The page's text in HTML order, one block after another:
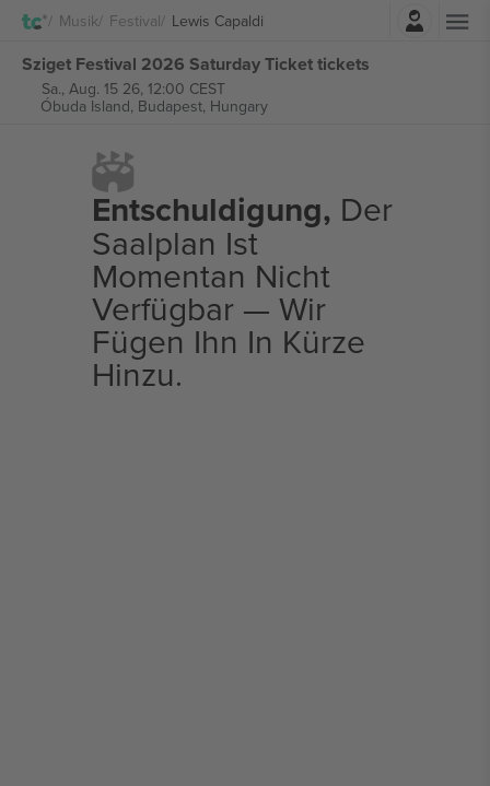
Musik Festival Lewis Capaldi
Sziget Festival 2026 Saturday Ticket tickets
Sa., Aug. 15 26, 12:00 CEST
Óbuda Island, Budapest, Hungary
Entschuldigung, Der
Saalplan Ist
Momentan Nicht
Verfügbar — Wir
Fügen Ihn In Kürze
Hinzu.